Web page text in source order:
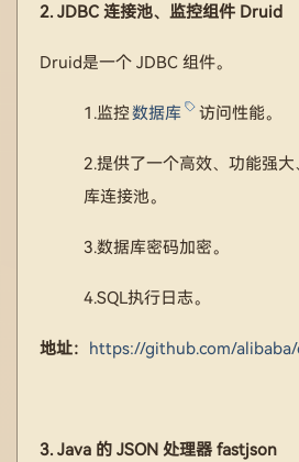
2. JDBC 连接池、监控组件 Druid
Druid是一个 JDBC 组件。
1.监控数据库 访问性能。
2.提供了一个高效、功能强
库连接池。
3.数据库密码加密。
4.SQL执行日志。
地址： https://github.com/
3. Java 的 JSON 处理器 fastjson